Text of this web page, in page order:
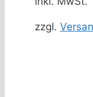
zzgl.